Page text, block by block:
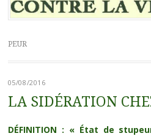
PEUR
05/08/2016
LA SIDÉRATION
DÉFINITION : « État de